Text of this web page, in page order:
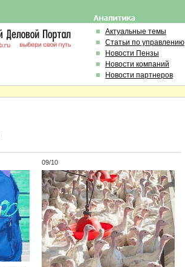
Актуальные темы
Статьи по управлению
Новости Пензы
Новости компаний
Новости партнеров
09/10